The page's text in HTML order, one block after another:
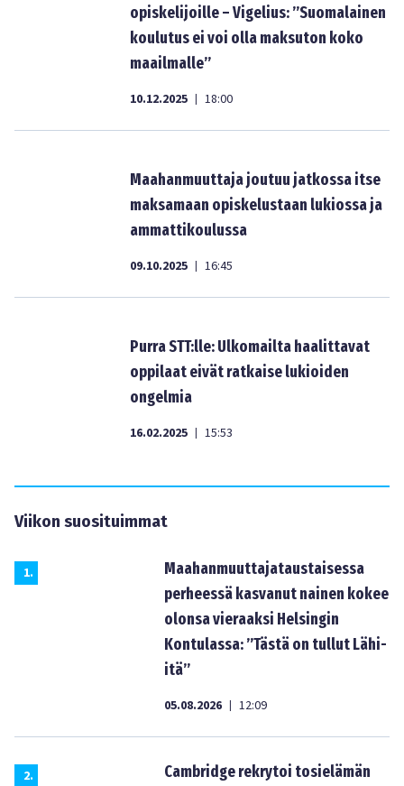
opiskelijoille – Vigelius: ”Suomalainen
koulutus ei voi olla maksuton koko
maailmalle”
10.12.2025 | 18:00
Maahanmuuttaja joutuu jatkossa itse
maksamaan opiskelustaan lukiossa ja
ammattikoulussa
09.10.2025 | 16:45
Purra STT:lle: Ulkomailta haalittavat
oppilaat eivät ratkaise lukioiden
ongelmia
16.02.2025 | 15:53
Viikon suosituimmat
1.
Maahanmuuttajataustaisessa
perheessä kasvanut nainen kokee
olonsa vieraaksi Helsingin
Kontulassa: ”Tästä on tullut Lähi-
itä”
05.08.2026 | 12:09
2.
Cambridge rekrytoi tosielämän